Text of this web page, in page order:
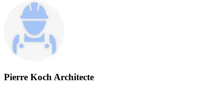
Pierre Koch Architecte